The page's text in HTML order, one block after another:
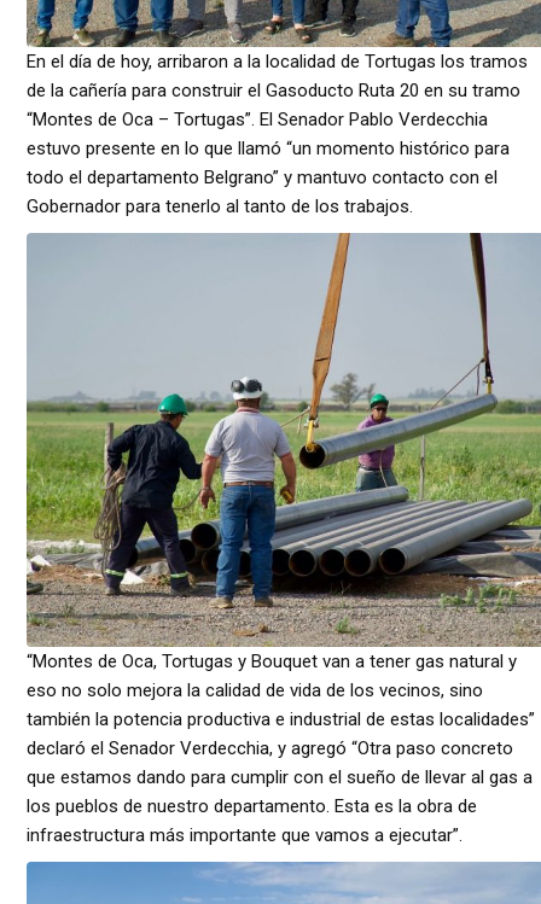
En el día de hoy, arribaron a la localidad de Tortugas los tramos
de la cañería para construir el Gasoducto Ruta 20 en su tramo
“Montes de Oca – Tortugas”. El Senador Pablo Verdecchia
estuvo presente en lo que llamó “un momento histórico para
todo el departamento Belgrano” y mantuvo contacto con el
Gobernador para tenerlo al tanto de los trabajos.
“Montes de Oca, Tortugas y Bouquet van a tener gas natural y
eso no solo mejora la calidad de vida de los vecinos, sino
también la potencia productiva e industrial de estas localidades”
declaró el Senador Verdecchia, y agregó “Otra paso concreto
que estamos dando para cumplir con el sueño de llevar al gas a
los pueblos de nuestro departamento. Esta es la obra de
infraestructura más importante que vamos a ejecutar”.